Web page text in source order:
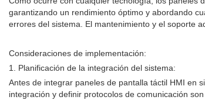
garantizando un rendimiento óptimo y abordando
errores del sistema. El mantenimiento y el soporte
Consideraciones de implementación:
1. Planificación de la integración del sistema:
Antes de integrar paneles de pantalla táctil HMI en
integración y definir protocolos de comunicación